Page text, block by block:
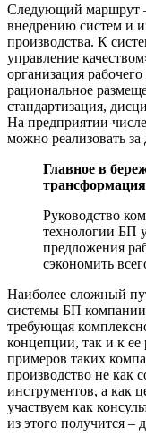
Следующий маршрут –
внедрению систем и
производства. К
управление
организация
рациональное
стандартизация,
На предприятии
можно реализовать за
Главное в
Руководство
технологии БП
предложения
сэкономить
Наиболее сложный
системы БП
требующая
концепции, так и к
примеров таких
производство не как
инструментов, а как
участвуем как
из этого получится –